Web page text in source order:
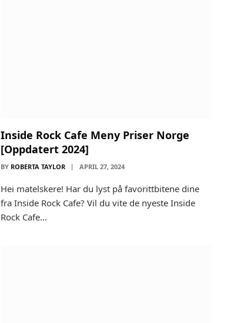
Inside Rock Cafe Meny Priser Norge
[Oppdatert 2024]
BY ROBERTA TAYLOR APRIL 27, 2024
Hei matelskere! Har du lyst på favorittbitene dine
fra Inside Rock Cafe? Vil du vite de nyeste Inside
Rock Cafe…